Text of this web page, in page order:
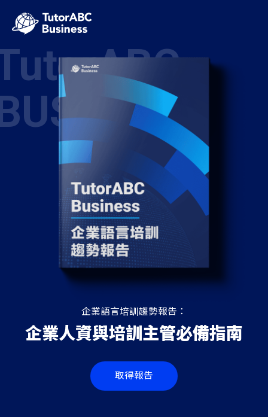
企業語言培訓趨勢報告：
企業人資與培訓主管必備指南
取得報告